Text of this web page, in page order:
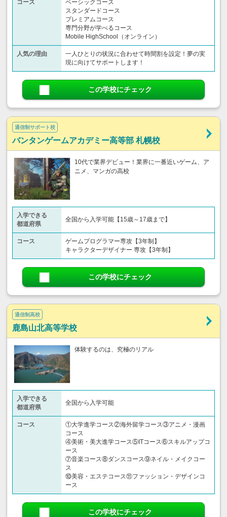
コース
ベーシックコース
スタンダードコース
プレミアムコース
専門分野が学べるコース
Mobile HighSchool（オンライン）
人気の理由
一人ひとりの状況に合わせて時間割を設定！夢の実
現に向けてサポートします！
この学校にチェック
通信制サポート校
バンタンゲームアカデミー高等部 札幌校
10代で業界デビュー！業界に一番近いゲーム、ア
ニメ、マンガの高校
入学できる
都道府県
全国から入学可能【15歳～17歳まで】
コース
ゲームプログラマー専攻【3年制】
キャラクターデザイナー 専攻【3年制】
この学校にチェック
通信制高校
鹿島山北高等学校
体験するのは、究極のリアル
入学できる
都道府県
全国から入学可能
コース
①大学進学コース②海外留学コース③アニメ・漫画
コース
④美術・美大進学コース⑤ITコース⑥スキルアップコ
ース
⑦音楽コース⑧ダンスコース⑨ネイル・メイクコー
ス
⑩美容・エステコース⑪ファッション・デザインコ
ース
この学校にチェック